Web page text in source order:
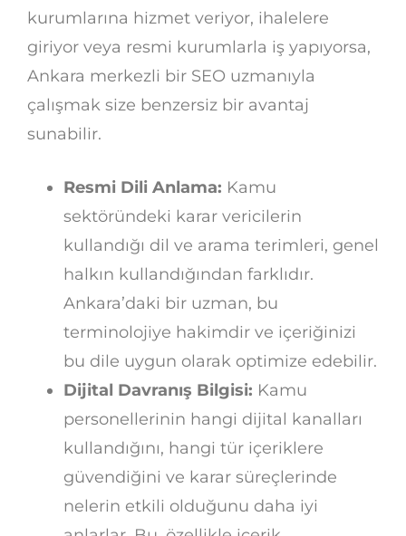
kurumlarına hizmet veriyor, ihalelere
giriyor veya resmi kurumlarla iş yapıyorsa,
Ankara merkezli bir SEO uzmanıyla
çalışmak size benzersiz bir avantaj
sunabilir.
Resmi Dili Anlama: Kamu
sektöründeki karar vericilerin
kullandığı dil ve arama terimleri, genel
halkın kullandığından farklıdır.
Ankara’daki bir uzman, bu
terminolojiye hakimdir ve içeriğinizi
bu dile uygun olarak optimize edebilir.
Dijital Davranış Bilgisi: Kamu
personellerinin hangi dijital kanalları
kullandığını, hangi tür içeriklere
güvendiğini ve karar süreçlerinde
nelerin etkili olduğunu daha iyi